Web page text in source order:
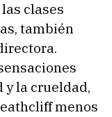
clases
también
la crueldad,
menos